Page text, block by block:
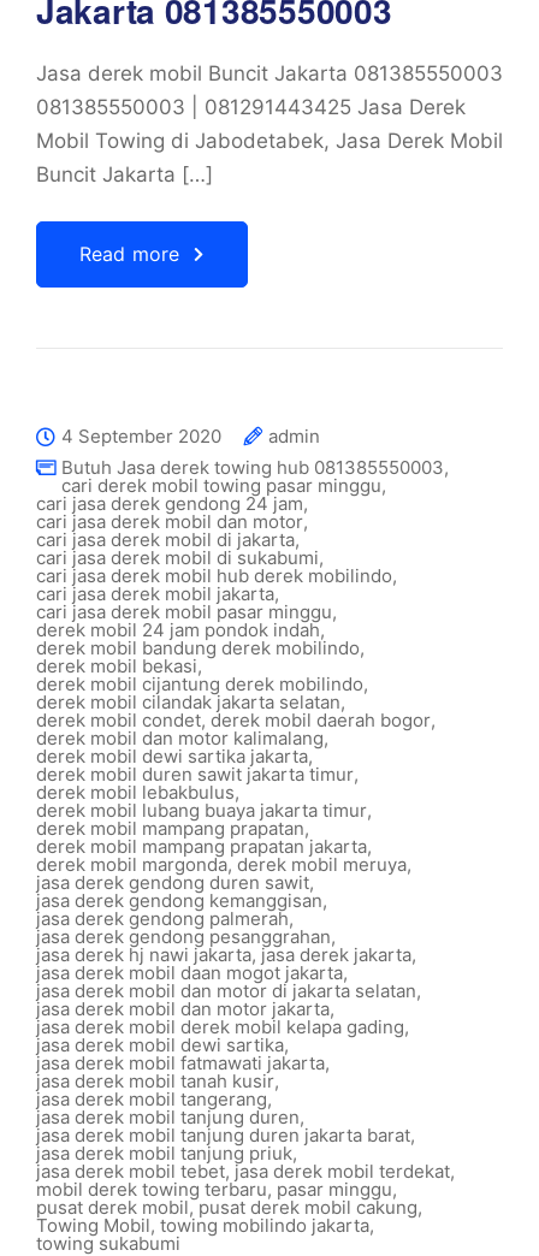
Jakarta 081385550003
Jasa derek mobil Buncit Jakarta 081385550003
081385550003 | 081291443425 Jasa Derek
Mobil Towing di Jabodetabek, Jasa Derek Mobil
Buncit Jakarta […]
Read more
4 September 2020
admin
Butuh Jasa derek towing hub 081385550003,
cari derek mobil towing pasar minggu,
cari jasa derek gendong 24 jam,
cari jasa derek mobil dan motor,
cari jasa derek mobil di jakarta,
cari jasa derek mobil di sukabumi,
cari jasa derek mobil hub derek mobilindo,
cari jasa derek mobil jakarta,
cari jasa derek mobil pasar minggu,
derek mobil 24 jam pondok indah,
derek mobil bandung derek mobilindo,
derek mobil bekasi,
derek mobil cijantung derek mobilindo,
derek mobil cilandak jakarta selatan,
derek mobil condet, derek mobil daerah bogor,
derek mobil dan motor kalimalang,
derek mobil dewi sartika jakarta,
derek mobil duren sawit jakarta timur,
derek mobil lebakbulus,
derek mobil lubang buaya jakarta timur,
derek mobil mampang prapatan,
derek mobil mampang prapatan jakarta,
derek mobil margonda,derek mobil meruya,
jasa derek gendong duren sawit,
jasa derek gendong kemanggisan,
jasa derek gendong palmerah,
jasa derek gendong pesanggrahan,
jasa derek hj nawi jakarta, jasa derek jakarta,
jasa derek mobil daan mogot jakarta,
jasa derek mobil dan motor di jakarta selatan,
jasa derek mobil dan motor jakarta,
jasa derek mobil derek mobil kelapa gading,
jasa derek mobil dewi sartika,
jasa derek mobil fatmawati jakarta,
jasa derek mobil tanah kusir,
jasa derek mobil tangerang,
jasa derek mobil tanjung duren,
jasa derek mobil tanjung duren jakarta barat,
jasa derek mobil tanjung priuk,
jasa derek mobil tebet, jasa derek mobil terdekat,
mobil derek towing terbaru, pasar minggu,
pusat derek mobil,pusat derek mobil cakung,
Towing Mobil, towing mobilindo jakarta,
towing sukabumi